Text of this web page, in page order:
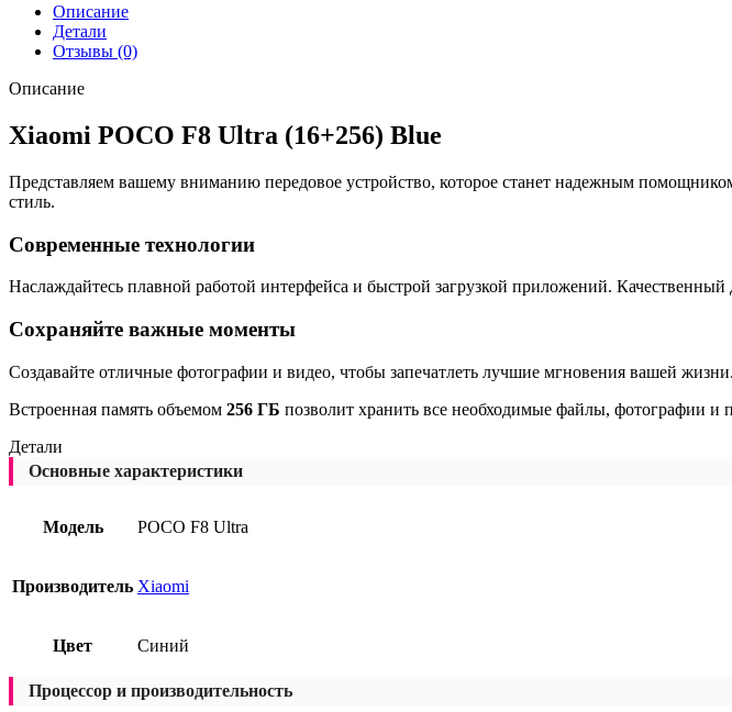
Описание
Детали
Отзывы (0)
Описание
Xiaomi POCO F8 Ultra (16+256) Blue
Представляем вашему вниманию передовое устройство, которое станет надежным
стиль.
Современные технологии
Наслаждайтесь плавной работой интерфейса и быстрой загрузкой приложений.
Сохраняйте важные моменты
Создавайте отличные фотографии и видео, чтобы запечатлеть лучшие мгновения вашей жизни.
Встроенная память объемом 256 ГБ позволит хранить все необходимые файлы, фотографии и
Детали
Основные характеристики
Модель POCO F8 Ultra
Производитель Xiaomi
Цвет Синий
Процессор и производительность